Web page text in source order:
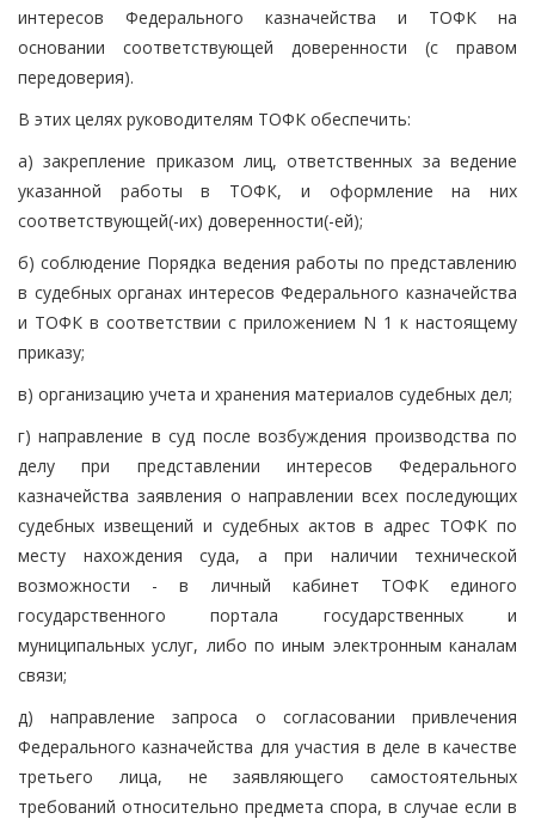
интересов Федерального казначейства и ТОФК на
основании соответствующей доверенности (с правом
передоверия).
В этих целях руководителям ТОФК обеспечить:
а) закрепление приказом лиц, ответственных за ведение
указанной работы в ТОФК, и оформление на них
соответствующей(-их) доверенности(-ей);
б) соблюдение Порядка ведения работы по представлению
в судебных органах интересов Федерального казначейства
и ТОФК в соответствии с приложением N 1 к настоящему
приказу;
в) организацию учета и хранения материалов судебных дел;
г) направление в суд после возбуждения производства по
делу при представлении интересов Федерального
казначейства заявления о направлении всех последующих
судебных извещений и судебных актов в адрес ТОФК по
месту нахождения суда, а при наличии технической
возможности - в личный кабинет ТОФК единого
государственного портала государственных и
муниципальных услуг, либо по иным электронным каналам
связи;
д) направление запроса о согласовании привлечения
Федерального казначейства для участия в деле в качестве
третьего лица, не заявляющего самостоятельных
требований относительно предмета спора, в случае если в